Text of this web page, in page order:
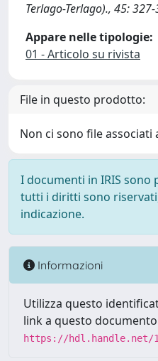
Terlago-Terlago)., 45:
Appare nelle tipologie:
01 - Articolo su rivista
File in questo prodotto:
Non ci sono file
I documenti in IRIS
tutti i diritti sono
indicazione.
Informazioni
Utilizza questo
link a questo
https://hdl.handle.net/